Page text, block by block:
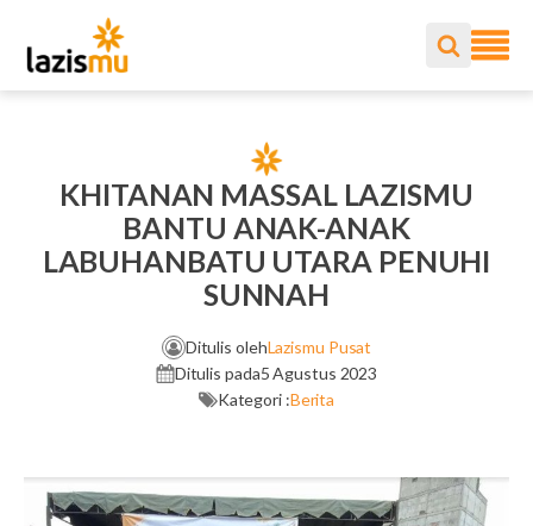
KHITANAN MASSAL LAZISMU
BANTU ANAK-ANAK
LABUHANBATU UTARA PENUHI
SUNNAH
Ditulis olehLazismu Pusat
Ditulis pada5 Agustus 2023
Kategori :Berita